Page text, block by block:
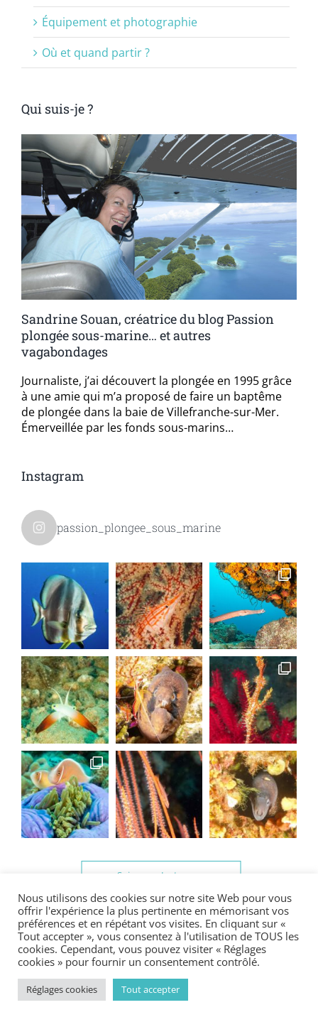
Équipement et photographie
Où et quand partir ?
Qui suis-je ?
Sandrine Souan, créatrice du blog Passion
plongée sous-marine… et autres
vagabondages
Journaliste, j’ai découvert la plongée en 1995 grâce
à une amie qui m’a proposé de faire un baptême
de plongée dans la baie de Villefranche-sur-Mer.
Émerveillée par les fonds sous-marins…
Instagram
passion_plongee_sous_marine
Suivre sur Instagram
Nous utilisons des cookies sur notre site Web pour vous
offrir l'expérience la plus pertinente en mémorisant vos
préférences et en répétant vos visites. En cliquant sur «
Tout accepter », vous consentez à l'utilisation de TOUS les
cookies. Cependant, vous pouvez visiter « Réglages
cookies » pour fournir un consentement contrôlé.
Réglages cookies Tout accepter